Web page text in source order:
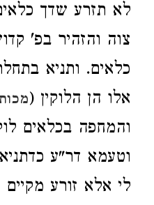
לא תזרע שדך
צוה והזהיר בפ'
כלאים. ותניא
אלו הן הלוקין (
והמחפה בכלאים
וטעמא דר"ע
לי אלא זורע